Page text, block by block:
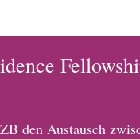
den Austausch